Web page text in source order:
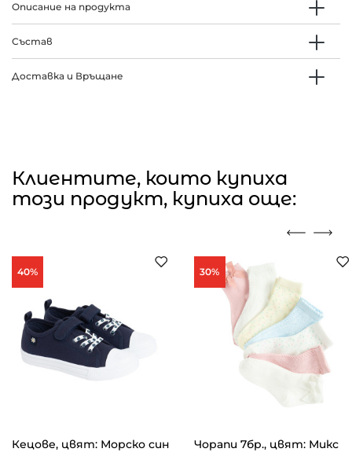
Описание на продукта
Състав
Доставка и Връщане
Клиентите, които купиха
този продукт, купиха още:
40%
Кецове, цвят: Морско син
30%
Чорапи 7бр., цвят: Микс